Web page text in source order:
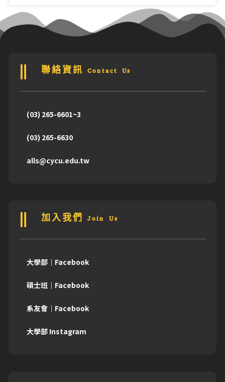
聯絡資訊 Contact Us
(03) 265-6601~3
(03) 265-6630
alls@cycu.edu.tw
加入我們 Join Us
大學部｜Facebook
碩士班｜Facebook
系友會｜Facebook
大學部 Instagram